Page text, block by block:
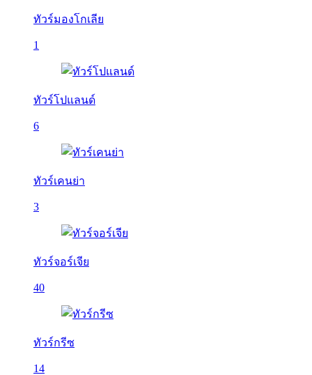
ทัวร์มองโกเลีย
1
ทัวร์โปแลนด์
6
ทัวร์เคนย่า
3
ทัวร์จอร์เจีย
40
ทัวร์กรีซ
14